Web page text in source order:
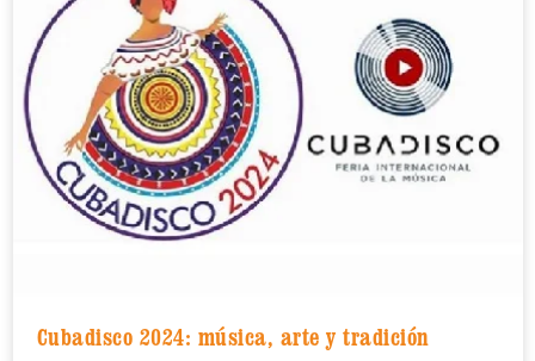
Cubadisco 2024: música, arte y tradición